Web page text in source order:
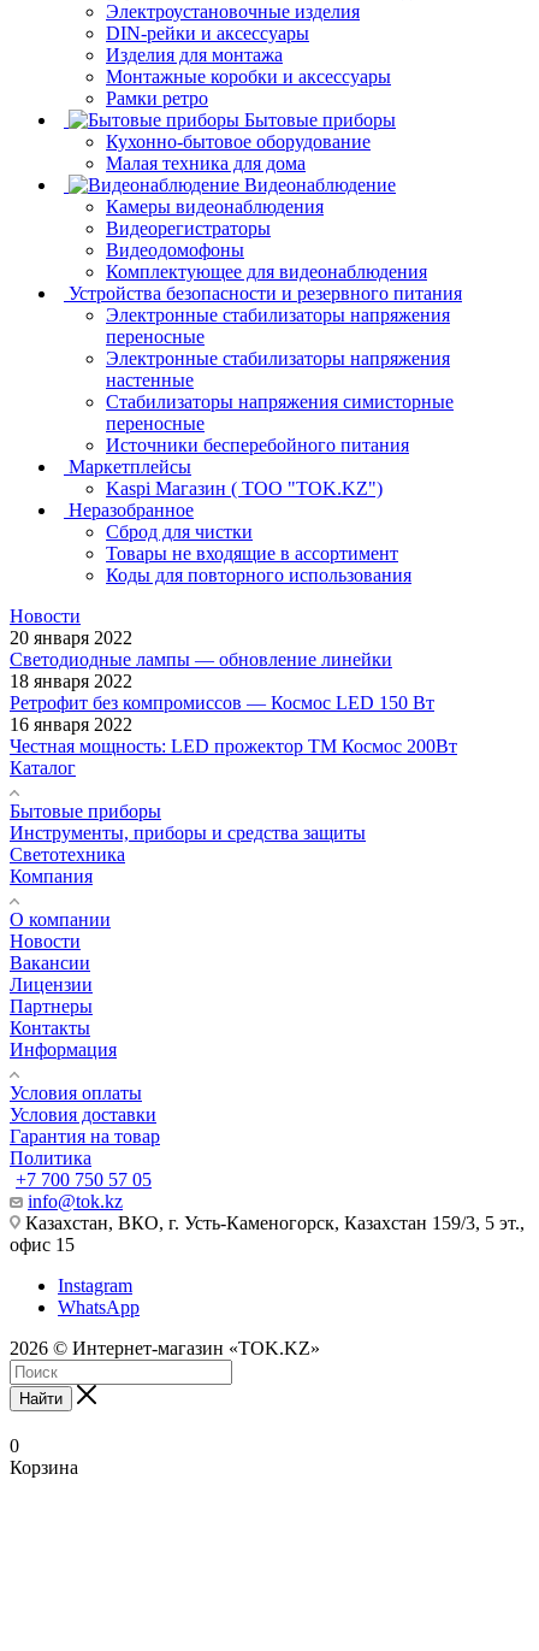
Электроустановочные изделия
DIN-рейки и аксессуары
Изделия для монтажа
Монтажные коробки и аксессуары
Рамки ретро
Бытовые приборы
Кухонно-бытовое оборудование
Малая техника для дома
Видеонаблюдение
Камеры видеонаблюдения
Видеорегистраторы
Видеодомофоны
Комплектующее для видеонаблюдения
Устройства безопасности и резервного питания
Электронные стабилизаторы напряжения
переносные
Электронные стабилизаторы напряжения
настенные
Стабилизаторы напряжения симисторные
переносные
Источники бесперебойного питания
Маркетплейсы
Kaspi Магазин ( ТОО "TOK.KZ")
Неразобранное
Сброд для чистки
Товары не входящие в ассортимент
Коды для повторного использования
Новости
20 января 2022
Светодиодные лампы — обновление линейки
18 января 2022
Ретрофит без компромиссов — Космос LED 150 Вт
16 января 2022
Честная мощность: LED прожектор ТМ Космос 200Вт
Каталог
Бытовые приборы
Инструменты, приборы и средства защиты
Светотехника
Компания
О компании
Новости
Вакансии
Лицензии
Партнеры
Контакты
Информация
Условия оплаты
Условия доставки
Гарантия на товар
Политика
+7 700 750 57 05
info@tok.kz
Казахстан, ВКО, г. Усть-Каменогорск, Казахстан 159/3, 5 эт.,
офис 15
Instagram
WhatsApp
2026 © Интернет-магазин «TOK.KZ»
Найти
0
Корзина